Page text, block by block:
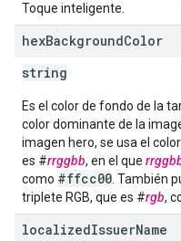
Toque inteligente.
hexBackgroundColor
string
Es el color de fondo de la
color dominante de la
imagen hero, se usa el
es #rrggbb, en el que
como #ffcc00 . También
triplete RGB, que es #rgb,
localizedIssuerName